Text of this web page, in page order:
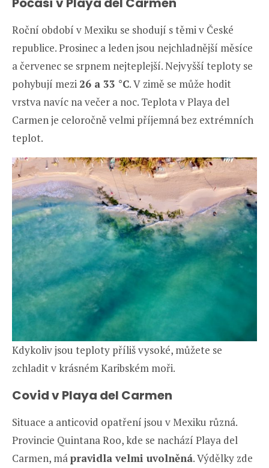
Roční období v Mexiku se shodují s těmi v České
republice. Prosinec a leden jsou nejchladnější měsíce
a červenec se srpnem nejteplejší. Nejvyšší teploty se
pohybují mezi 26 a 33 °C. V zimě se může hodit
vrstva navíc na večer a noc. Teplota v Playa del
Carmen je celoročně velmi příjemná bez extrémních
teplot.
Kdykoliv jsou teploty příliš vysoké, můžete se
zchladit v krásném Karibském moři.
Covid v Playa del Carmen
Situace a anticovid opatření jsou v Mexiku různá.
Provincie Quintana Roo, kde se nachází Playa del
Carmen, mápravidla velmi uvolněná. Výdělky zde